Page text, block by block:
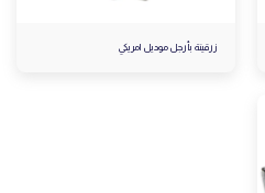
زرقينة بأرجل موديل امريكي